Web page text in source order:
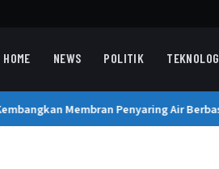
HOME NEWS POLITIK
Membran Penyaring Air